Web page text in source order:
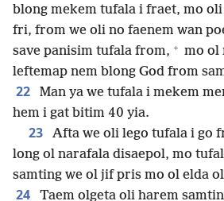
blong mekem tufala i fraet, mo
fri, from we oli no faenem wan
save panisim tufala from, + mo ol
leftemap nem blong God from
22
Man ya we tufala i mekem
hem i gat bitim 40 yia.
23
Afta we oli lego tufala i go
long ol narafala disaepol, mo
samting we ol jif pris mo ol elda
24 Taem olgeta oli harem